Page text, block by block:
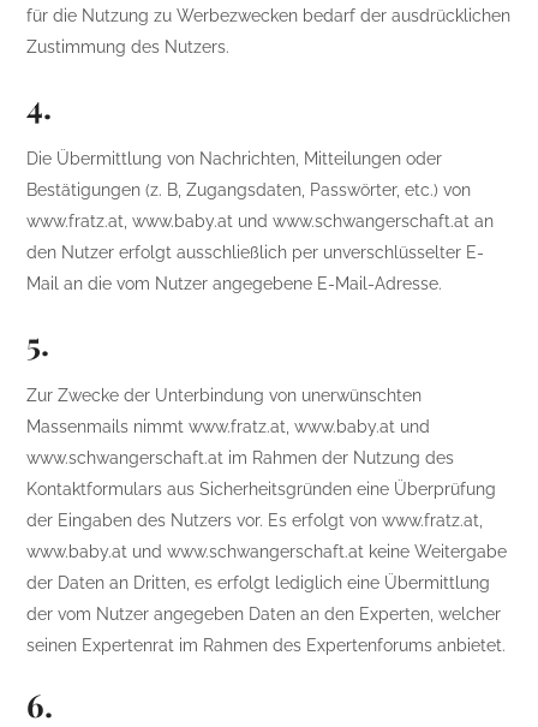
für die Nutzung zu Werbezwecken bedarf der ausdrücklichen
Zustimmung des Nutzers.
4.
Die Übermittlung von Nachrichten, Mitteilungen oder
Bestätigungen (z. B, Zugangsdaten, Passwörter, etc.) von
www.fratz.at, www.baby.at und www.schwangerschaft.at an
den Nutzer erfolgt ausschließlich per unverschlüsselter E-
Mail an die vom Nutzer angegebene E-Mail-Adresse.
5.
Zur Zwecke der Unterbindung von unerwünschten
Massenmails nimmt www.fratz.at, www.baby.at und
www.schwangerschaft.at im Rahmen der Nutzung des
Kontaktformulars aus Sicherheitsgründen eine Überprüfung
der Eingaben des Nutzers vor. Es erfolgt von www.fratz.at,
www.baby.at und www.schwangerschaft.at keine Weitergabe
der Daten an Dritten, es erfolgt lediglich eine Übermittlung
der vom Nutzer angegeben Daten an den Experten, welcher
seinen Expertenrat im Rahmen des Expertenforums anbietet.
6.